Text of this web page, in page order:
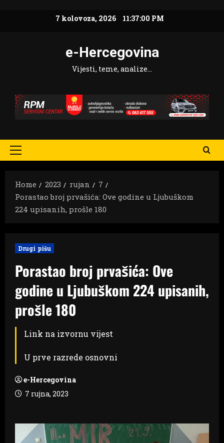
7 kolovoza, 2026 11:37:01 PM
e-Hercegovina
Vijesti, teme, analize…
Primary
Home
2023 rujan
7
Porastao broj prvašića: Ove godine u Ljubuškom
224 upisanih, prošle 180
Drugi pišu
Porastao broj prvašića: Ove
godine u Ljubuškom 224 upisanih,
prošle 180
Link na izvornu vijest
U prve razrede osnovni
e-Hercegovina
7 rujna, 2023